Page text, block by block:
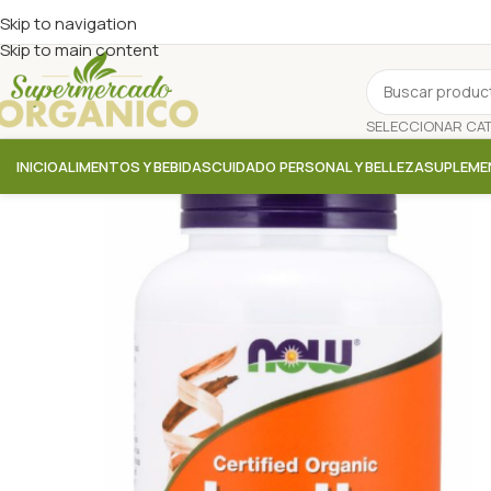
Skip to navigation
Skip to main content
INICIOALIMENTOS Y BEBIDASCUIDADO PERSONAL Y BELLEZA